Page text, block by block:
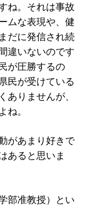
ね。それは事故
ムな表現や、健
だに発信され続
違いないのです
が圧勝するの
民が受けている
ありませんが、
ね。
があまり好きで
あると思いま
部准教授）とい